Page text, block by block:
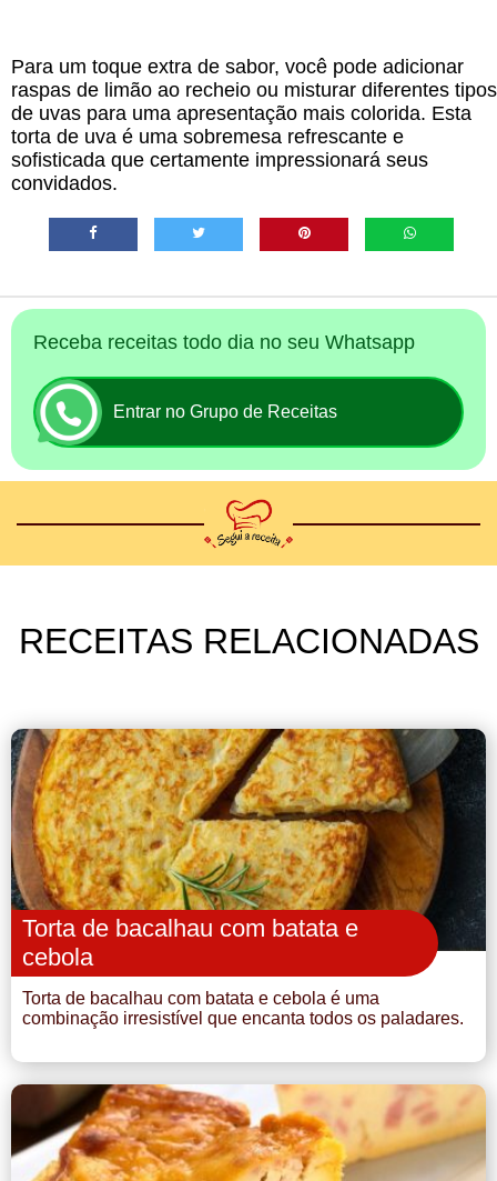
Para um toque extra de sabor, você pode adicionar
raspas de limão ao recheio ou misturar diferentes tipos
de uvas para uma apresentação mais colorida. Esta
torta de uva é uma sobremesa refrescante e
sofisticada que certamente impressionará seus
convidados.
Receba receitas todo dia no seu Whatsapp
Entrar no Grupo de Receitas
RECEITAS RELACIONADAS
Torta de bacalhau com batata e
cebola
Torta de bacalhau com batata e cebola é uma
combinação irresistível que encanta todos os paladares.